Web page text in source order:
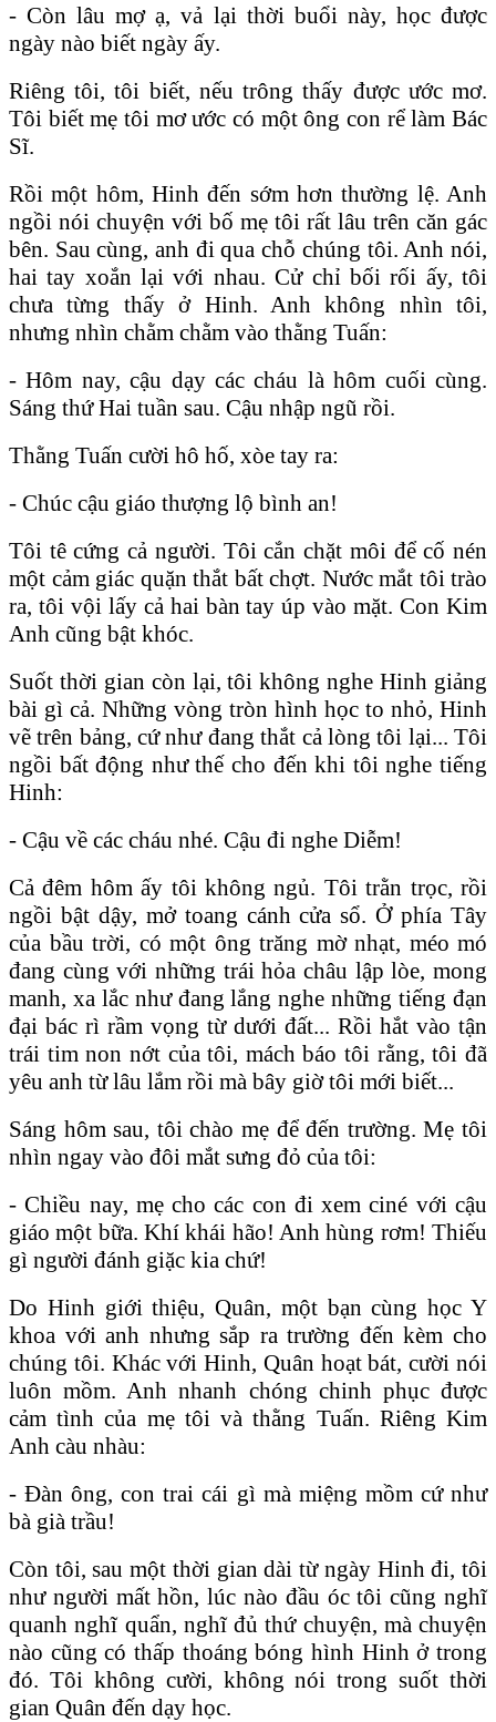
- Còn lâu mợ ạ, vả lại thời buổi này, học được
ngày nào biết ngày ấy.
Riêng tôi, tôi biết, nếu trông thấy được ước mơ.
Tôi biết mẹ tôi mơ ước có một ông con rể làm Bác
Sĩ.
Rồi một hôm, Hinh đến sớm hơn thường lệ. Anh
ngồi nói chuyện với bố mẹ tôi rất lâu trên căn gác
bên. Sau cùng, anh đi qua chỗ chúng tôi. Anh nói,
hai tay xoắn lại với nhau. Cử chỉ bối rối ấy, tôi
chưa từng thấy ở Hinh. Anh không nhìn tôi,
nhưng nhìn chằm chằm vào thằng Tuấn:
- Hôm nay, cậu dạy các cháu là hôm cuối cùng.
Sáng thứ Hai tuần sau. Cậu nhập ngũ rồi.
Thằng Tuấn cười hô hố, xòe tay ra:
- Chúc cậu giáo thượng lộ bình an!
Tôi tê cứng cả người. Tôi cắn chặt môi để cố nén
một cảm giác quặn thắt bất chợt. Nước mắt tôi trào
ra, tôi vội lấy cả hai bàn tay úp vào mặt. Con Kim
Anh cũng bật khóc.
Suốt thời gian còn lại, tôi không nghe Hinh giảng
bài gì cả. Những vòng tròn hình học to nhỏ, Hinh
vẽ trên bảng, cứ như đang thắt cả lòng tôi lại... Tôi
ngồi bất động như thế cho đến khi tôi nghe tiếng
Hinh:
- Cậu về các cháu nhé. Cậu đi nghe Diễm!
Cả đêm hôm ấy tôi không ngủ. Tôi trằn trọc, rồi
ngồi bật dậy, mở toang cánh cửa sổ. Ở phía Tây
của bầu trời, có một ông trăng mờ nhạt, méo mó
đang cùng với những trái hỏa châu lập lòe, mong
manh, xa lắc như đang lắng nghe những tiếng đạn
đại bác rì rầm vọng từ dưới đất... Rồi hắt vào tận
trái tim non nớt của tôi, mách báo tôi rằng, tôi đã
yêu anh từ lâu lắm rồi mà bây giờ tôi mới biết...
Sáng hôm sau, tôi chào mẹ để đến trường. Mẹ tôi
nhìn ngay vào đôi mắt sưng đỏ của tôi:
- Chiều nay, mẹ cho các con đi xem ciné với cậu
giáo một bữa. Khí khái hão! Anh hùng rơm! Thiếu
gì người đánh giặc kia chứ!
Do Hinh giới thiệu, Quân, một bạn cùng học Y
khoa với anh nhưng sắp ra trường đến kèm cho
chúng tôi. Khác với Hinh, Quân hoạt bát, cười nói
luôn mồm. Anh nhanh chóng chinh phục được
cảm tình của mẹ tôi và thằng Tuấn. Riêng Kim
Anh càu nhàu:
- Đàn ông, con trai cái gì mà miệng mồm cứ như
bà già trầu!
Còn tôi, sau một thời gian dài từ ngày Hinh đi, tôi
như người mất hồn, lúc nào đầu óc tôi cũng nghĩ
quanh nghĩ quẩn, nghĩ đủ thứ chuyện, mà chuyện
nào cũng có thấp thoáng bóng hình Hinh ở trong
đó. Tôi không cười, không nói trong suốt thời
gian Quân đến dạy học.